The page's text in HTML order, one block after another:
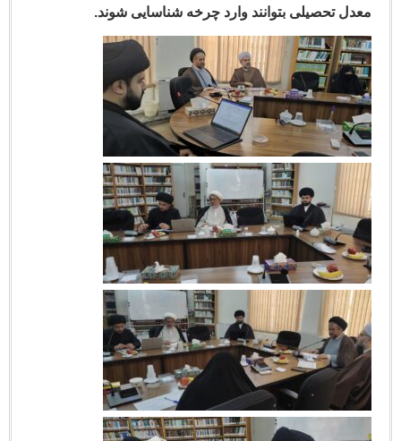
تحصیلی بتوانند وارد چرخه شناسایی شوند.